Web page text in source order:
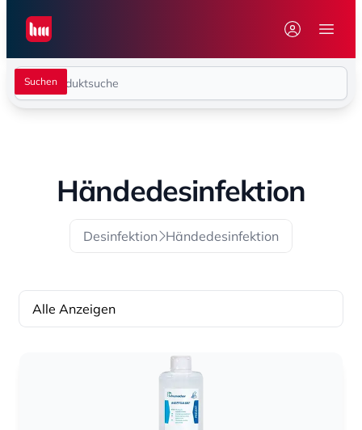
Seiwert GmbH
Menü
Händedesinfektion
Desinfektion Händedesinfektion
Alle Anzeigen